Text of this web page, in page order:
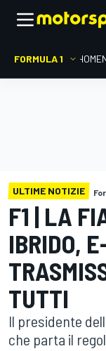
FORMULA 1 HOME
ULTIME NOTIZIE
F1 | LA
IBRIDO,
TUTTI
Il presidente
che parta il